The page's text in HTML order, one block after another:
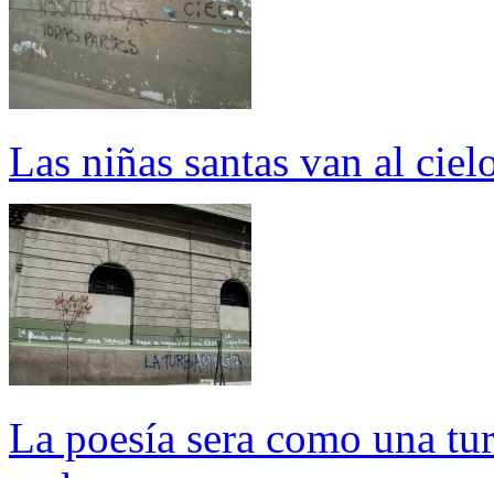
Las niñas santas van al
La poesía sera como una